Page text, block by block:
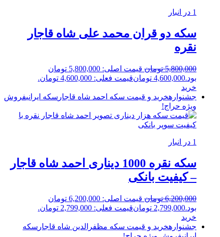
1 در انبار
سکه دو قران محمد علی شاه قاجار
نقره
5,800,000 تومان
قیمت اصلی: 5,800,000 تومان
بود.4,600,000 تومانقیمت فعلی: 4,600,000 تومان.
خرید
جشنوارهخرید و قیمت سکه احمد شاه قاجار سکه ایرانیفروش
ویژه حراج!
1 در انبار
سکه نقره 1000 دیناری احمد شاه قاجار
– کیفیت بانکی
6,200,000 تومان
قیمت اصلی: 6,200,000 تومان
بود.2,799,000 تومانقیمت فعلی: 2,799,000 تومان.
خرید
جشنوارهخرید و قیمت سکه مظفرالدین شاه قاجار سکه